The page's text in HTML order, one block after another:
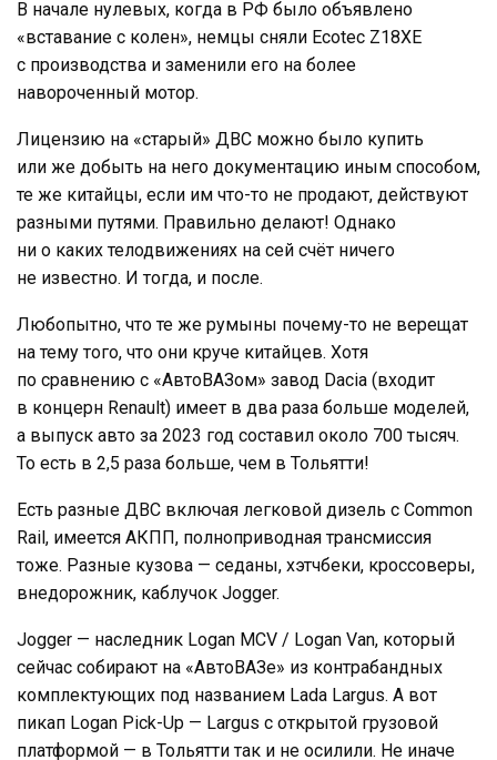
В начале нулевых, когда в РФ было объявлено
«вставание с колен», немцы сняли Ecotec Z18XE
с производства и заменили его на более
навороченный мотор.
Лицензию на «старый» ДВС можно было купить
или же добыть на него документацию иным способом,
те же китайцы, если им что-то не продают, действуют
разными путями. Правильно делают! Однако
ни о каких телодвижениях на сей счёт ничего
не известно. И тогда, и после.
Любопытно, что те же румыны почему-то не верещат
на тему того, что они круче китайцев. Хотя
по сравнению с «АвтоВАЗом» завод Dacia (входит
в концерн Renault) имеет в два раза больше моделей,
а выпуск авто за 2023 год составил около 700 тысяч.
То есть в 2,5 раза больше, чем в Тольятти!
Есть разные ДВС включая легковой дизель с Common
Rail, имеется АКПП, полноприводная трансмиссия
тоже. Разные кузова — седаны, хэтчбеки, кроссоверы,
внедорожник, каблучок Jogger.
Jogger — наследник Logan MCV / Logan Van, который
сейчас собирают на «АвтоВАЗе» из контрабандных
комплектующих под названием Lada Largus. А вот
пикап Logan Pick-Up — Largus с открытой грузовой
платформой — в Тольятти так и не осилили. Не иначе